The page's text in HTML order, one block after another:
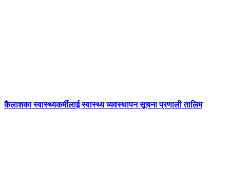
कैलाशका स्वास्थ्यकर्मीलाई स्वास्थ्य व्यवस्थापन सूचना प्रणाली तालिम